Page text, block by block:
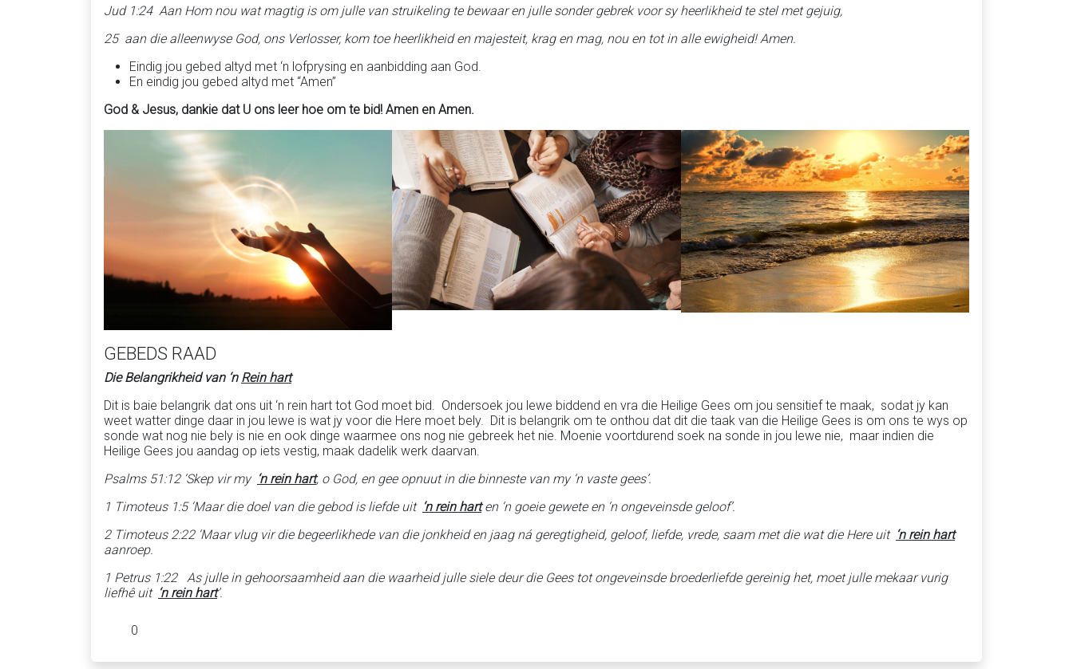
Jud 1:24 Aan Hom nou wat magtig is om julle van struikeling te bewaar en julle sonder gebrek voor sy heerlikheid te stel met gejuig,
25 aan die alleenwyse God, ons Verlosser, kom toe heerlikheid en majesteit, krag en mag, nou en tot in alle ewigheid! Amen.
Eindig jou gebed altyd met ‘n lofprysing en aanbidding aan God.
En eindig jou gebed altyd met “Amen”
God & Jesus, dankie dat U ons leer hoe om te bid! Amen en Amen.
GEBEDS RAAD
Die Belangrikheid van ‘n Rein hart
Dit is baie belangrik dat ons uit ‘n rein hart tot God moet bid. Ondersoek jou lewe biddend en vra die Heilige Gees om jou sensitief te maak, sodat jy kan
weet watter dinge daar in jou lewe is wat jy voor die Here moet bely. Dit is belangrik om te onthou dat dit die taak van die Heilige Gees is om ons te wys op
sonde wat nog nie bely is nie en ook dinge waarmee ons nog nie gebreek het nie. Moenie voortdurend soek na sonde in jou lewe nie, maar indien die
Heilige Gees jou aandag op iets vestig, maak dadelik werk daarvan.
Psalms 51:12 ‘Skep vir my ‘n rein hart, o God, en gee opnuut in die binneste van my ‘n vaste gees’.
1 Timoteus 1:5 ‘Maar die doel van die gebod is liefde uit ‘n rein hart en ‘n goeie gewete en ‘n ongeveinsde geloof’.
2 Timoteus 2:22 ‘Maar vlug vir die begeerlikhede van die jonkheid en jaag ná geregtigheid, geloof, liefde, vrede, saam met die wat die Here uit ‘n rein hart
aanroep.
1 Petrus 1:22 As julle in gehoorsaamheid aan die waarheid julle siele deur die Gees tot ongeveinsde broederliefde gereinig het, moet julle mekaar vurig
liefhê uit ‘n rein hart’.
0